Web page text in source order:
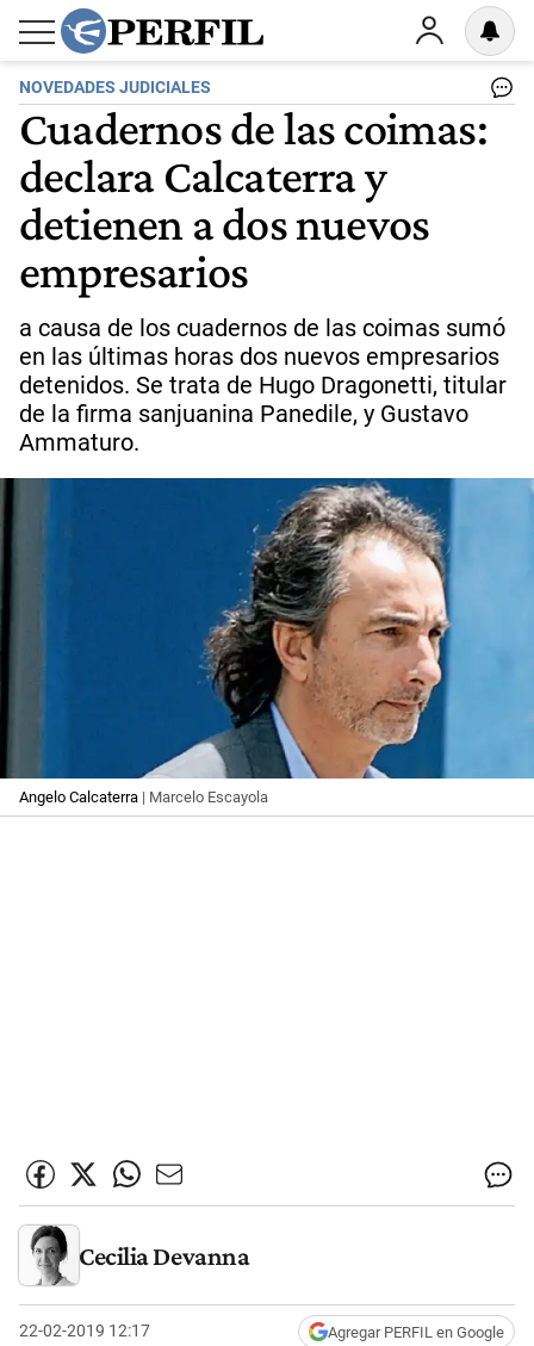
NOVEDADES JUDICIALES
Cuadernos de las coimas:
declara Calcaterra y
detienen a dos nuevos
empresarios
a causa de los cuadernos de las coimas sumó
en las últimas horas dos nuevos empresarios
detenidos. Se trata de Hugo Dragonetti, titular
de la firma sanjuanina Panedile, y Gustavo
Ammaturo.
Angelo Calcaterra | Marcelo Escayola
Cecilia Devanna
22-02-2019 12:17 Agregar PERFIL en Google